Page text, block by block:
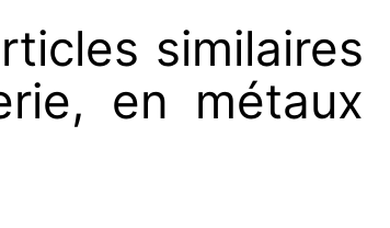
similaires
en métaux